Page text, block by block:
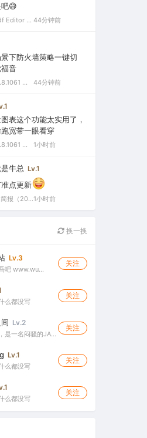
😅
IceCream Pdf Editor Pro 3.32 破解便携版（冰淇淋PDF编辑器） 44分钟前
下防火墙策略一键切
音
GlassWire 3.8.1061 中文特别版（可视化网络监控与个人防火墙） 44分钟前
表这个功能太实用了，
宽带一眼看穿
GlassWire 3.8.1061 中文特别版（可视化网络监控与个人防火墙） 1小时前
牛总 Lv.1
点更新
吾乐吧 · 标题简报（2026-08-06）1小时前
换一换
Lv.3
吧 www.wu…
关注
么都没写
关注
Lv.2
是一名闷骚的JA…
关注
Lv.1
么都没写
关注
么都没写
关注